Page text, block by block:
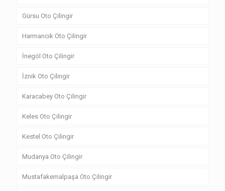
Gürsu Oto Çilingir
Harmancık Oto Çilingir
İnegöl Oto Çilingir
İznik Oto Çilingir
Karacabey Oto Çilingir
Keles Oto Çilingir
Kestel Oto Çilingir
Mudanya Oto Çilingir
Mustafakemalpaşa Oto Çilingir